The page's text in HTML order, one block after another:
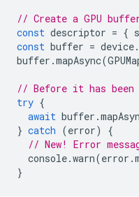
// Create a GPU
const descriptor = {
const buffer = device.
buffer .mapAsync(
// Before it has been
try {
await buffer .
} catch (error)
{
// New! Error
console.warn(error .
}